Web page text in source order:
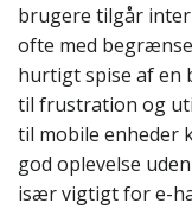
brugere tilgår
ofte med
hurtigt spise af en
til frustration og
til mobile enheder
god oplevelse
især vigtigt for e-